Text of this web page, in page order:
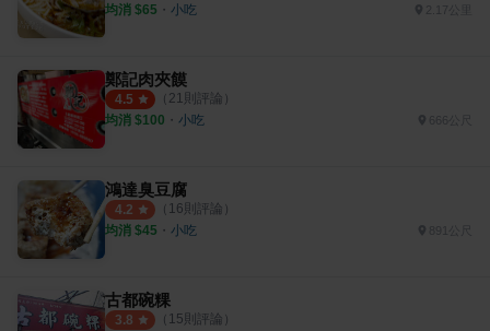
均消 $65 ・ 小吃
鄭記肉夾饃
4.5 （ 21 則評論）
均消 $100 ・ 小吃
鴻達臭豆腐
4.2 （ 16則評論）
均消 $45 ・ 小吃
古都碗粿
3.8 （ 15則評論）